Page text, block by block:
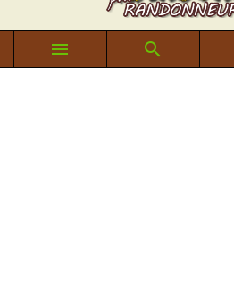
 